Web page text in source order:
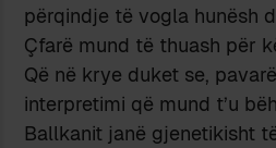
përqindje të vogla hunësh
Çfarë mund të thuash për
Që në krye duket se,
interpretimi që mund t’u
Ballkanit janë gjenetikisht